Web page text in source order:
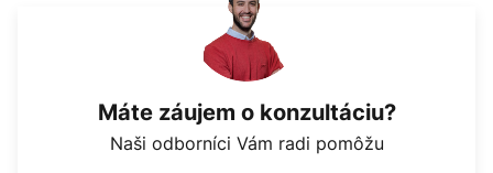
Máte záujem o konzultáciu?
Naši odborníci Vám radi pomôžu